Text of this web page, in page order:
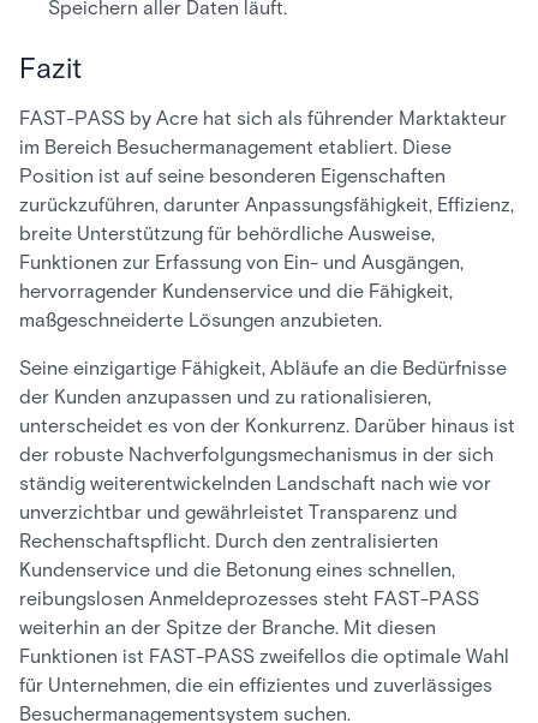
Speichern aller Daten läuft.
Fazit
FAST-PASS by Acre hat sich als führender Marktakteur
im Bereich Besuchermanagement etabliert. Diese
Position ist auf seine besonderen Eigenschaften
zurückzuführen, darunter Anpassungsfähigkeit, Effizienz,
breite Unterstützung für behördliche Ausweise,
Funktionen zur Erfassung von Ein- und Ausgängen,
hervorragender Kundenservice und die Fähigkeit,
maßgeschneiderte Lösungen anzubieten.
Seine einzigartige Fähigkeit, Abläufe an die Bedürfnisse
der Kunden anzupassen und zu rationalisieren,
unterscheidet es von der Konkurrenz. Darüber hinaus ist
der robuste Nachverfolgungsmechanismus in der sich
ständig weiterentwickelnden Landschaft nach wie vor
unverzichtbar und gewährleistet Transparenz und
Rechenschaftspflicht. Durch den zentralisierten
Kundenservice und die Betonung eines schnellen,
reibungslosen Anmeldeprozesses steht FAST-PASS
weiterhin an der Spitze der Branche. Mit diesen
Funktionen ist FAST-PASS zweifellos die optimale Wahl
für Unternehmen, die ein effizientes und zuverlässiges
Besuchermanagementsystem suchen.